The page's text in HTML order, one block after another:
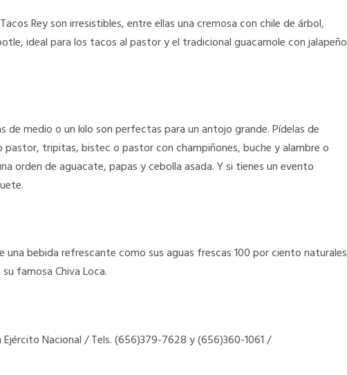
Rey son irresistibles, entre ellas una cremosa con chile de árbol,
ideal para los tacos al pastor y el tradicional guacamole con jalapeño
de medio o un kilo son perfectas para un antojo grande. Pídelas de
tripitas, bistec o pastor con champiñones, buche y alambre o
orden de aguacate, papas y cebolla asada. Y si tienes un evento
una bebida refrescante como sus aguas frescas 100 por ciento naturales
famosa Chiva Loca.
Nacional / Tels. (656)379-7628 y (656)360-1061 /